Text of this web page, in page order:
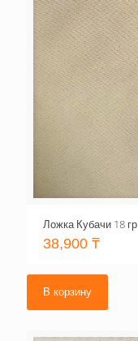
Ложка Кубачи 18 гр
38,900 ₸
В корзину